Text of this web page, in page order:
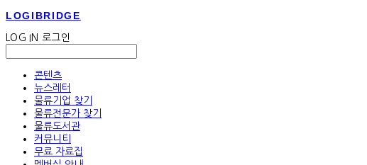
LOGIBRIDGE
LOG IN 로그인
콘텐츠
뉴스레터
물류기업 찾기
물류전문가 찾기
물류도서관
커뮤니티
무료 자료집